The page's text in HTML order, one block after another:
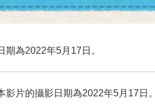
為2022年5月17日。
片的攝影日期為2022年5月17日。